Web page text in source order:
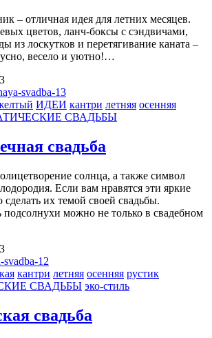
– отличная идея для летних месяцев.
цветов, ланч-боксы с сэндвичами,
из лоскутков и перетягивание каната –
весело и уютно!…
ИДЕИ кантри летняя осенняя
СВАДЬБЫ
свадьба
солнца, а также символ
Если вам нравятся эти яркие
их темой своей свадьбы.
подсолнухи можно не только в свадебном
кантри летняя осенняя рустик
СВАДЬБЫ эко-стиль
свадьба